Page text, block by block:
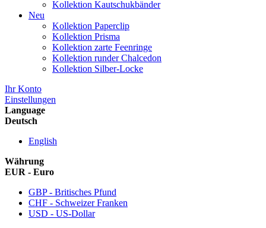
Kollektion Kautschukbänder
Neu
Kollektion Paperclip
Kollektion Prisma
Kollektion zarte Feenringe
Kollektion runder Chalcedon
Kollektion Silber-Locke
Ihr Konto
Einstellungen
Language
Deutsch
English
Währung
EUR - Euro
GBP - Britisches Pfund
CHF - Schweizer Franken
USD - US-Dollar